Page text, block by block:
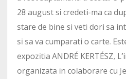
28 august si credeti-ma ca
stare de bine si veti dori sa
si sa va cumparati o carte.
expozitia ANDRÉ KERTÉSZ,
organizata in colaborare cu